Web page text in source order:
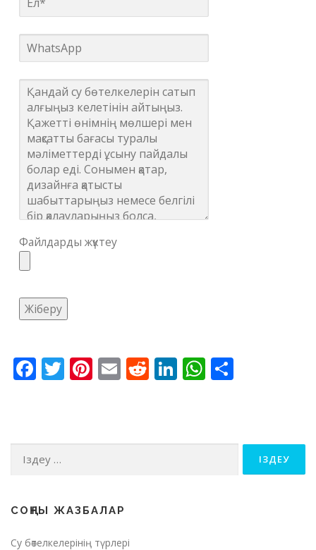
Файлдарды жүктеу
Жіберу
Facebook
Twitter
Pinterest
EmailReddit
LinkedIn
WhatsApp
Іздеу:
СОҢҒЫ ЖАЗБАЛАР
Су бөтелкелерінің түрлері